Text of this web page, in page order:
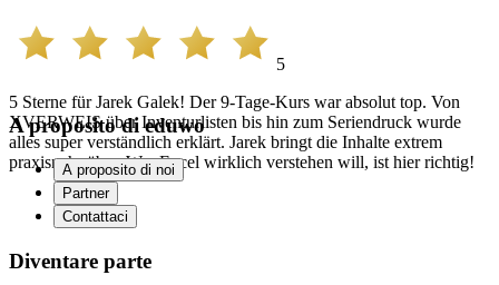
5
5 Sterne für Jarek Galek! Der 9-Tage-Kurs war absolut top. Von
XVERWEIS über Inventurlisten bis hin zum Seriendruck wurde
alles super verständlich erklärt. Jarek bringt die Inhalte extrem
praxisnah rüber. Wer Excel wirklich verstehen will, ist hier richtig!
A proposito di eduwo
A proposito di noi
Partner
Contattaci
Diventare parte